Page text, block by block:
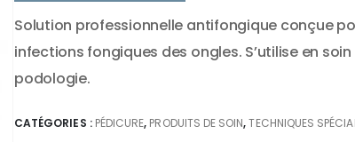
Solution professionnelle antifongique conçue
infections fongiques des ongles. S’utilise en
podologie.
CATÉGORIES : PÉDICURE, PRODUITS DE SOIN,TECHNIQUES